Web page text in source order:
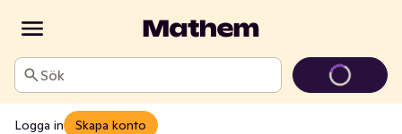
Sök
Logga in Skapa konto